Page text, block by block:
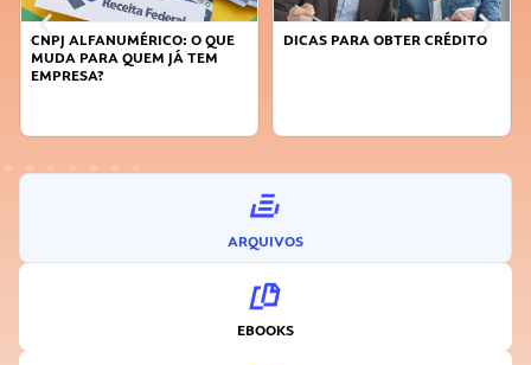
DICAS PARA OBTER CRÉDITO
FAÇA A DIFERENÇA: SEJA
ARQUIVOS
EBOOKS